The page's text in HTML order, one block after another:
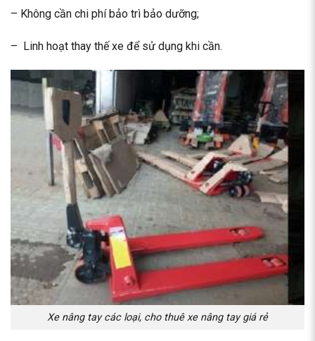
– Không cần chi phí bảo trì bảo dưỡng;
– Linh hoạt thay thế xe để sử dụng khi cần.
Xe nâng tay các loại, cho thuê xe nâng tay giá rẻ